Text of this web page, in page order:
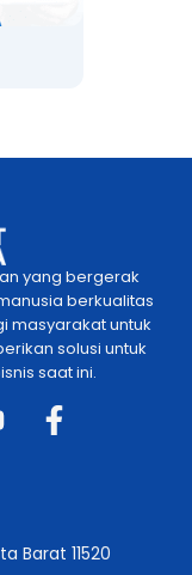
yang bergerak
berkualitas
masyarakat untuk
solusi untuk
saat ini.
Barat 11520